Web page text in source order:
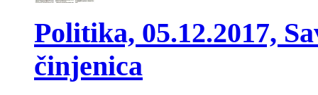
Politika, 05.12.2017,
činjenica